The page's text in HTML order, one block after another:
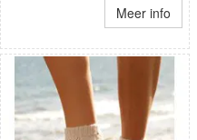
Meer info